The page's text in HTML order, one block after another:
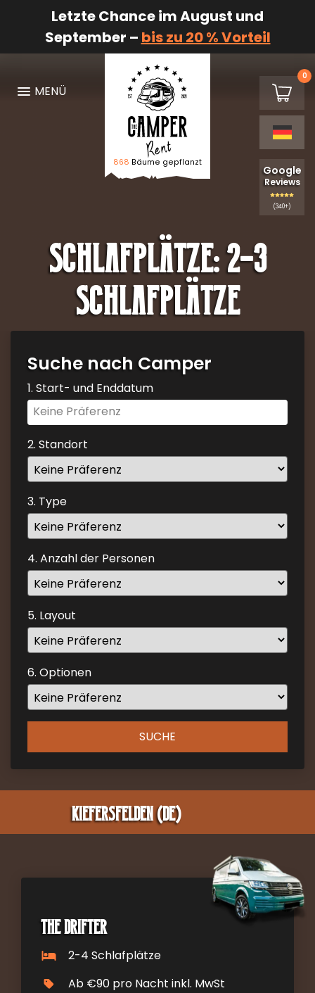
Letzte Chance im August und
September – bis zu 20 % Vorteil
MENÜ
Logo The Camper Rent
868 Bäume gepflanzt
€0,00 0
Google
Reviews
(340+)
Schlafplätze:2-3
Schlafplätze
Suche nach Camper
1. Start- und Enddatum
Navigate
forward
to
interact
with
calendar
and
select
a
date.
Press
the
question
mark
to
get
the
dates.
2. Standort
3. Type
4. Anzahl der Personen
5. Layout
6. Optionen
SUCHE
Kiefersfelden (DE)
The Drifter
2-4 Schlafplätze
Ab €90 pro Nacht inkl. MwSt